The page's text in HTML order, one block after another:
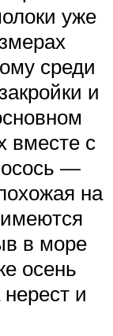
уже
среди
и
вместе с
—
на
в море
осень
и